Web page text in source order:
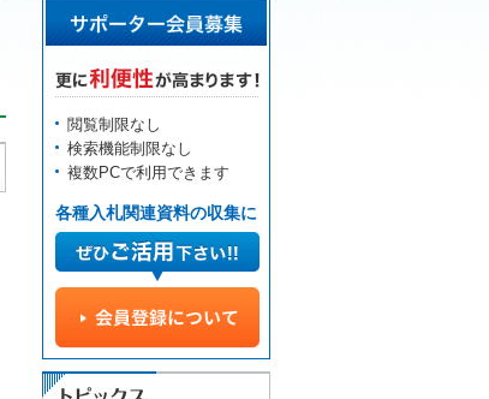
閲覧制限なし
検索機能制限なし
複数PCで利用できます
各種入札関連資料の収集に